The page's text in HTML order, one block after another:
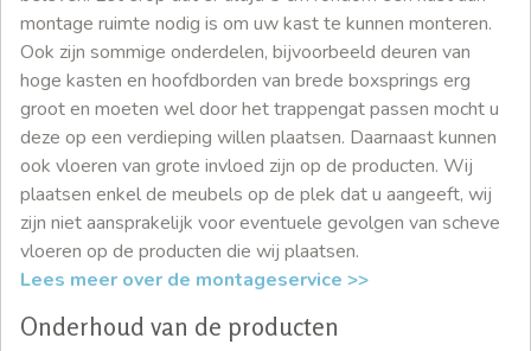
montage ruimte nodig is om uw kast te kunnen monteren.
Ook zijn sommige onderdelen, bijvoorbeeld deuren van
hoge kasten en hoofdborden van brede boxsprings erg
groot en moeten wel door het trappengat passen mocht u
deze op een verdieping willen plaatsen. Daarnaast kunnen
ook vloeren van grote invloed zijn op de producten. Wij
plaatsen enkel de meubels op de plek dat u aangeeft, wij
zijn niet aansprakelijk voor eventuele gevolgen van scheve
vloeren op de producten die wij plaatsen.
Lees meer over de montageservice >>
Onderhoud van de producten